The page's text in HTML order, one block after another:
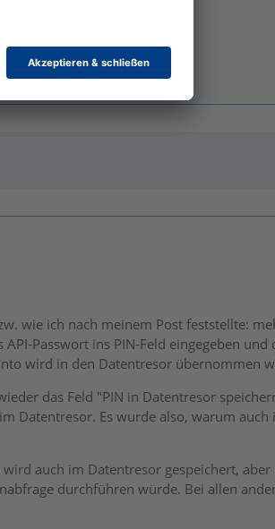
wie ich nach meinem Post feststellte:
Passwort ins PIN-Feld eingegeben und
wird in den Datentresor übernommen
das Feld "PIN in Datentresor
Datentresor. Es wurde also, warum
auch im Datentresor gespeichert,
durchführen würde. Bei allen